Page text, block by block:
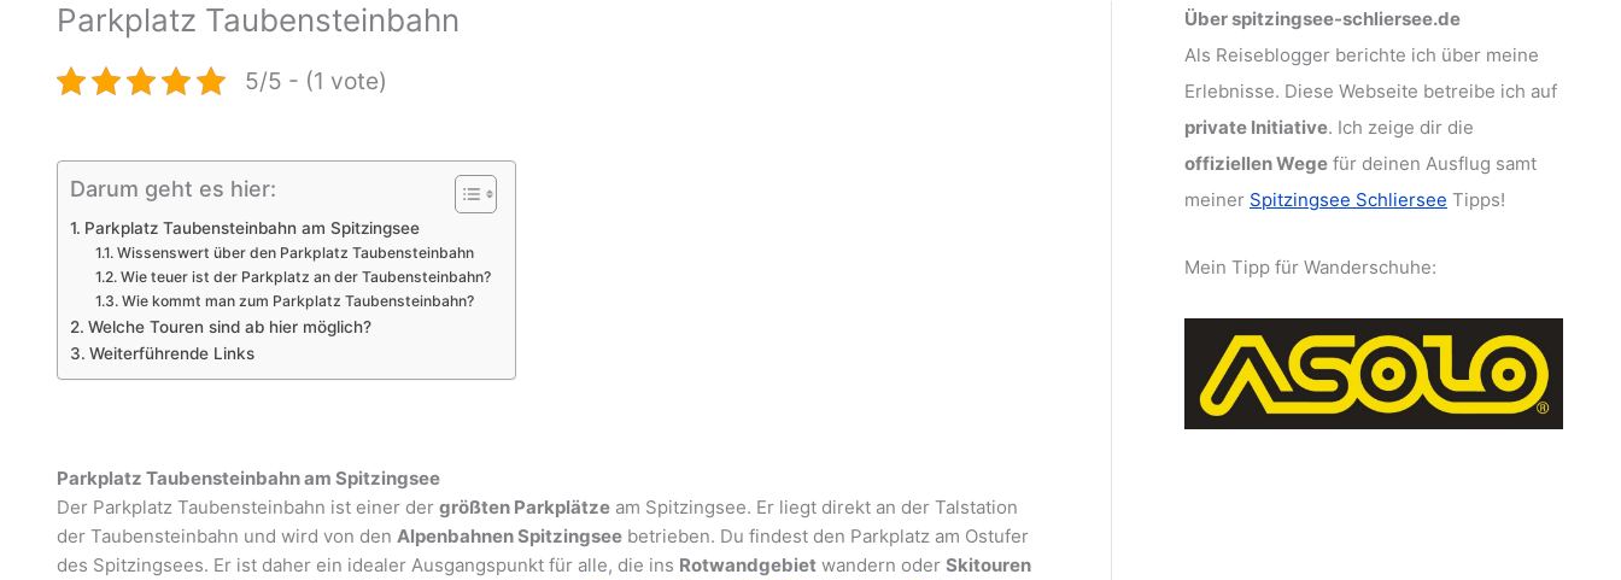
Parkplatz Taubensteinbahn
5/5 - (1 vote)
Darum geht es hier:
Parkplatz Taubensteinbahn am Spitzingsee
Wissenswert über den Parkplatz Taubensteinbahn
Wie teuer ist der Parkplatz an der Taubensteinbahn?
Wie kommt man zum Parkplatz Taubensteinbahn?
Welche Touren sind ab hier möglich?
Weiterführende Links
Parkplatz Taubensteinbahn am Spitzingsee
Der Parkplatz Taubensteinbahn ist einer der größten Parkplätze am Spitzingsee. Er liegt direkt an der Talstation
der Taubensteinbahn und wird von den Alpenbahnen Spitzingsee betrieben. Du findest den Parkplatz am Ostufer
des Spitzingsees. Er ist daher ein idealer Ausgangspunkt für alle, die ins Rotwandgebiet wandern oder Skitouren
Über spitzingsee-schliersee.de
Als Reiseblogger berichte ich über meine
Erlebnisse. Diese Webseite betreibe ich auf
private Initiative. Ich zeige dir die
offiziellen Wege für deinen Ausflug samt
meiner Spitzingsee Schliersee Tipps!
Mein Tipp für Wanderschuhe: